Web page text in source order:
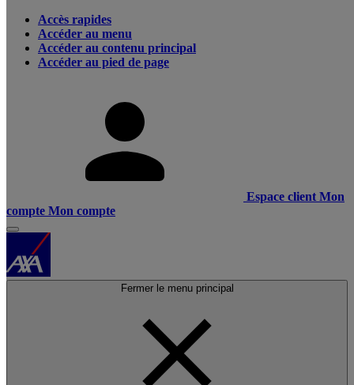
Accès rapides
Accéder au menu
Accéder au contenu principal
Accéder au pied de page
Espace client Mon
compte Mon compte
Fermer le menu principal